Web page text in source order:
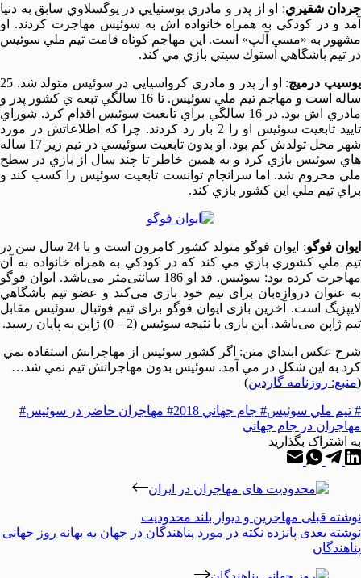
جردان شقيري: او از پدر و مادري بوسنيايي در يوگسلاوي سابق به دنيا
آمد و در كودكي به همراه خانواده اش به سوئيس مهاجرت كردند. او
مشهور به «مسي آلپ» است. اين مهاجم كوتاه قامت تيم ملي سوئيس
در تيم باشگاهي استوك سيتي بازي مي كند.
يوسيپ درميچ
: او از پدر و مادري كرواسيايي در سوئيس متولد شد. 25
ساله است و مهاجم تيم ملي سوئيس. تا 16 سالگي تبعه ي كشور پدر و
مادري اش بود. در 16 سالگي براي تابعيت سوئيس اقدام كرد. شوراي
تاييد تابعيت سوئيس او را 2 بار رد كردند. چرا كه اطلاعاتش در مورد
شهر محل تولدش كم بود. او بدون تابعيت سوئيسي در تيم زير 17 ساله
هاي سوئيس بازي كرد و به همين خاطر تا چند سال از بازي در سطح
ملي محروم شد. اما سرانجام توانست تابعيت سوئيس را كسب كند و
براي تيم ملي اين كشور بازي كند.
ايوان فوگو
: ایوان فوگو متولد كشور كامرون است و با 24 سال سن در
تيم ملي كشوري بازي مي كند كه در كودكي به همراه خانواده به آن
مهاجرت كرده بود: سوئيس. قد او 186 سانتی‌متر می‌باشد. ایوان فوگو
به عنوان دروازه‌بان برای تیم خود بازی می‌کند و عضو تيم باشگاهي
لايپزيگ است. آخرین بازی ایوان فوگو برای تیم فوتبال سوئیس مقابل
تیم ژاپن می‌باشد. این بازی با نتیجه سوئیس (2 – 0) ژاپن به پایان رسید.
شرح عكس ابتداي متن: اگر كشور سوئيس از مهاجرانش استفاده نمي
كرد به اين شكل در مي آمد. سوئيس بدون مهاجرانش تيم نمي شد…
(منبع: روزنامه گاردين)
# تيم ملي سوئيس# جام جهاني 2018 # مهاجران حاضر در سوئيس#
مهاجران در جام جهاني
به اشتراک بگذارید
نوشته قبلی مهاجرین و دیوار بلند محدودیت‌
نوشته بعدی پانزده نكته در مورد پناهندگان در جهان به بهانه روز جهانی
پناهندگان